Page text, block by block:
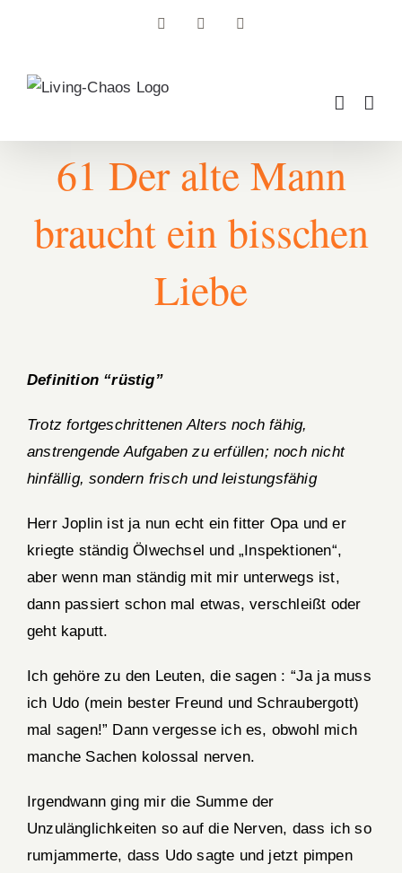
FacebookInstagramPinterest
61 Der alte Mann
braucht ein bisschen
Liebe
Definition “rüstig”
Trotz fortgeschrittenen Alters noch fähig,
anstrengende Aufgaben zu erfüllen; noch nicht
hinfällig, sondern frisch und leistungsfähig
Herr Joplin ist ja nun echt ein fitter Opa und er
kriegte ständig Ölwechsel und „Inspektionen“,
aber wenn man ständig mit mir unterwegs ist,
dann passiert schon mal etwas, verschleißt oder
geht kaputt.
Ich gehöre zu den Leuten, die sagen : “Ja ja muss
ich Udo (mein bester Freund und Schraubergott)
mal sagen!” Dann vergesse ich es, obwohl mich
manche Sachen kolossal nerven.
Irgendwann ging mir die Summe der
Unzulänglichkeiten so auf die Nerven, dass ich so
rumjammerte, dass Udo sagte und jetzt pimpen